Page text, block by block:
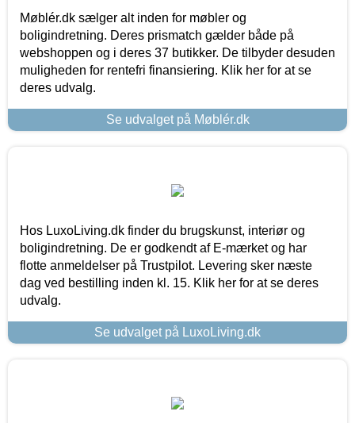
Møblér.dk sælger alt inden for møbler og
boligindretning. Deres prismatch gælder både på
webshoppen og i deres 37 butikker. De tilbyder desuden
muligheden for rentefri finansiering. Klik her for at se
deres udvalg.
Se udvalget på Møblér.dk
Hos LuxoLiving.dk finder du brugskunst, interiør og
boligindretning. De er godkendt af E-mærket og har
flotte anmeldelser på Trustpilot. Levering sker næste
dag ved bestilling inden kl. 15. Klik her for at se deres
udvalg.
Se udvalget på LuxoLiving.dk